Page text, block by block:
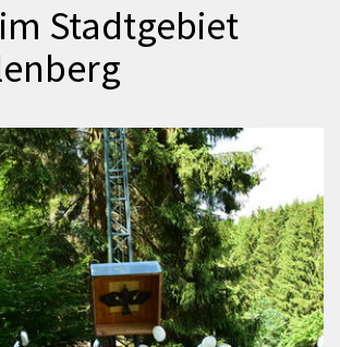
Stadtgebiet